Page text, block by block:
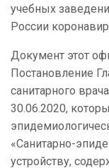
учебных
России
Документ этот
Постановление
санитарного
30.06.2020,
«Санитарно-
устройству,